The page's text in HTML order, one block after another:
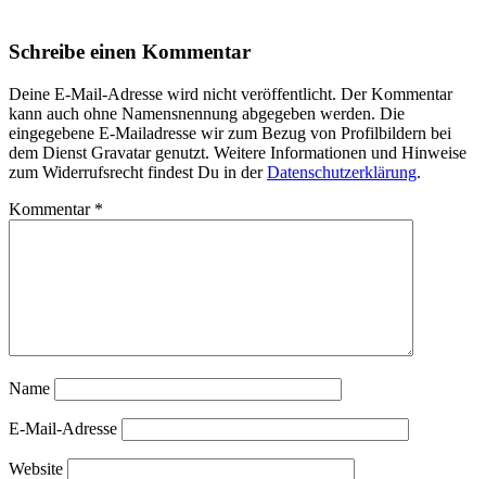
Schreibe einen Kommentar
Deine E-Mail-Adresse wird nicht veröffentlicht. Der Kommentar
kann auch ohne Namensnennung abgegeben werden. Die
eingegebene E-Mailadresse wir zum Bezug von Profilbildern bei
dem Dienst Gravatar genutzt. Weitere Informationen und Hinweise
zum Widerrufsrecht findest Du in derDatenschutzerklärung.
Kommentar *
Name
E-Mail-Adresse
Website